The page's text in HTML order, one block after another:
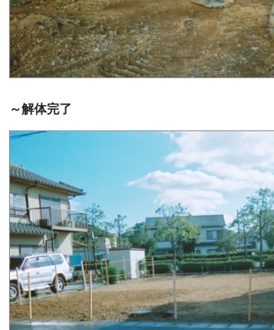
～解体完了